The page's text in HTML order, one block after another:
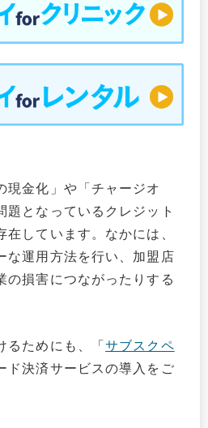
現金化」や「チャージオ
題となっているクレジット
在しています。なかには、
な運用方法を行い、加盟店
の損害につながったりする
るためにも、「サブスクペ
ド決済サービスの導入をご